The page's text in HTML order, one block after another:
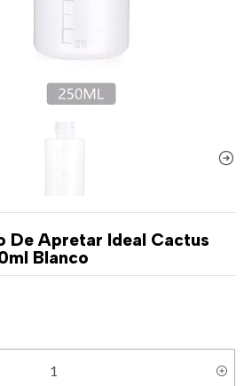
De Apretar Ideal Cactus
Blanco